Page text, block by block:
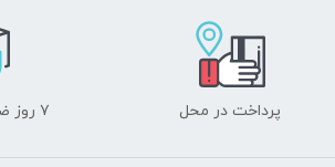
پرداخت در محل ۷ روز ضمانت بازگشت